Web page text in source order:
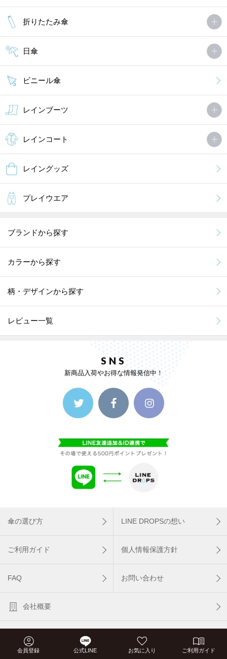
折りたたみ傘
日傘
ビニール傘
レインブーツ
レインコート
レイングッズ
プレイウエア
ブランドから探す
カラーから探す
柄・デザインから探す
レビュー一覧
SNS
新商品入荷やお得な情報発信中！
傘の選び方 LINE DROPSの想い
ご利用ガイド 個人情報保護方針
FAQ お問い合わせ
会社概要
LINE DROPS PC版
会員登録 公式LINE お気に入り ご利用ガイド